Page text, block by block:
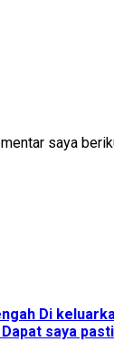
saya
Di
saya